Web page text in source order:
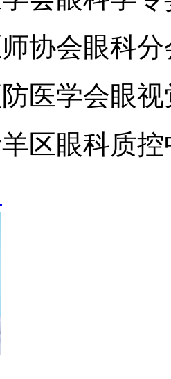
协会眼科
医学会眼
区眼科质